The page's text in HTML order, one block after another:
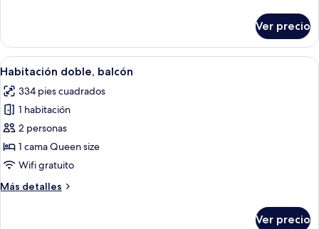
individual
Ver precio
Abrir
todas
las
fotos
de
Habitación
doble,
Habitación de hotel con cama,
4
Habitación doble, balcón
334 pies cuadrados
1 habitación
2 personas
1 cama Queen size
Wifi gratuito
Más detalles
Más
Ver precio